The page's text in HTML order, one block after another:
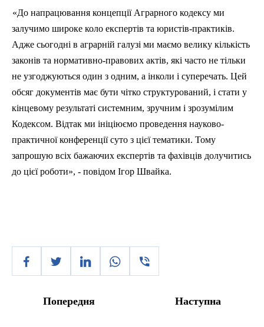
«До напрацювання концепції Аграрного кодексу ми
залучимо широке коло експертів та юристів-практиків.
Адже сьогодні в аграрній галузі ми маємо велику кількість
законів та нормативно-правових актів, які часто не тільки
не узгоджуються один з одним, а інколи і суперечать. Цей
обсяг документів має бути чітко структурований, і стати у
кінцевому результаті системним, зручним і зрозумілим
Кодексом. Відтак ми ініціюємо проведення науково-
практичної конференції суто з цієї тематики. Тому
запрошую всіх бажаючих експертів та фахівців долучитись
до цієї роботи», - повідом Ігор Швайка.
Попередня Наступна